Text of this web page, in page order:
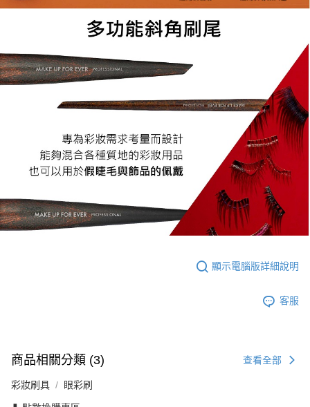
顯示電腦版詳細說明
客服
商品相關分類 (3) 查看全部
彩妝刷具 眼彩刷